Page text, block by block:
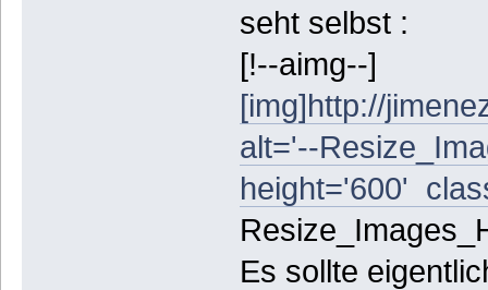
seht selbst :
[!--aimg--]
[img]http://
alt='--
height='600'
Es sollte